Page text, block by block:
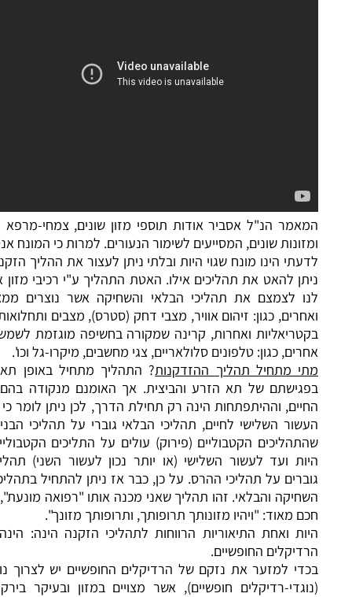
הנ"ל אסביר אודות תוספי מזון שונים, צמחי-מרפא רכיבי מזון
שונים, המסייעים לשימור הנעורים. למרות כי המונח אנטי-אייג'ינג
הינו מונח שגוי היות ובלתי ניתן לעצור את ההליך הזקנה, אך אכן
להאט את תהליכים אילו. האטת התהליך ע"י רכיבי מזון אשר יסייעו
לצמצם את תהליכי הבלאי והשחיקה אשר נוצרים ממצבים אילו
כגון: זיהום אוויר, מצבי דחק (סטרס), מצבים ותחלואות ויראליות,
ואחרות, קרינה שמקורה בחשיפה מוגזמת לשמש ולרכיבים
כגון: טלפונים סלולאריים, צגי מחשבים, מיקרו-גל וכו'.
מתחיל תהליך ההזדקנות? התהליך מתחיל באופן תאוריתי כבר
של תא הזרע והביצית. אך האומנם מנקודה בהם מתחילים
וההיתפתחות הינה רק תחילת הדרך, לכן ניתן לומר כי כבר בסוף
השלישי לחיים, תהליכי הבלאי גוברי על תהליכי הבנייה, כלומר
הקטבוליים (פירוק) עולים על התליכים הקטבוליים (בנייה).
ועד לעשור השלישי (או יותר נכון לעשור השני) תהליכי הבנייה
על תהליכי ההרס. על כן, כבר אז ניתן להתחיל בתהליכי המניעת
והבלאי. זהו תהליך שאני מכנה אותו "רפואה מונעת", ולפי אדם
"ויהיו מזונותך תרופותך, ותרופותך מזונך".
ואחת התיאוריות הרווחות לתהליכי הזקנה הינה: הינה תיאוריית
החופשיים.
למזער את נזקם של הרדיקלים החופשיים יש לצרוך נוגדי-חמצון
רדיקלים חופשיים), אשר מצויים במזון ובעיקר בירקות ופירות